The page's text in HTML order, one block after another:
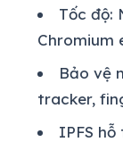
Tốc độ:
Chromium
Bảo vệ
tracker,
IPFS